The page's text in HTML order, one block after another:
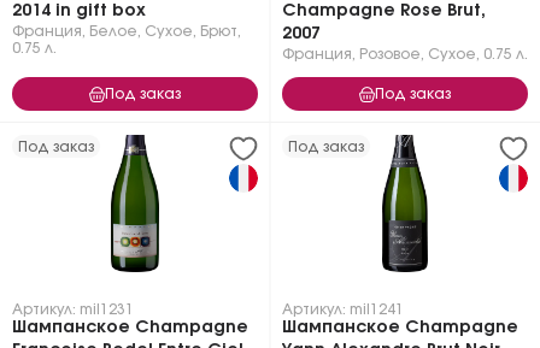
2014 in gift box
Франция Белое Сухое, Брют
0.75 л.
Под заказ
Champagne Rose Brut,
2007
Франция Розовое Сухое 0.75 л.
Под заказ
Под заказ
Артикул: mil1231
Шампанское Champagne
Под заказ
Артикул: mil1241
Шампанское Champagne